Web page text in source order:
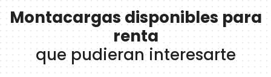
Montacargas disponibles para
renta
que pudieran interesarte